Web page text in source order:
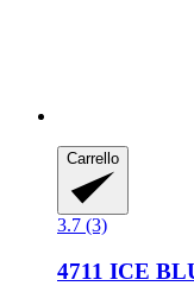
Carrello
3.7 (3)
4711 ICE